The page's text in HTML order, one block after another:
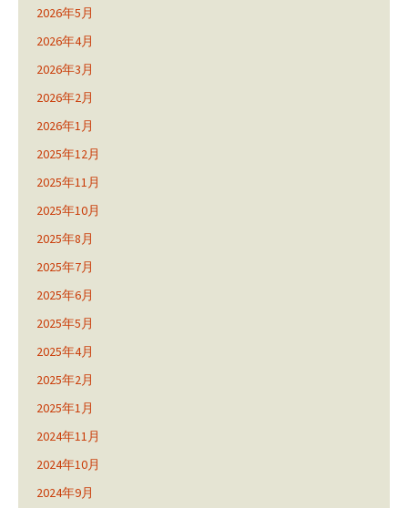
2026年5月
2026年4月
2026年3月
2026年2月
2026年1月
2025年12月
2025年11月
2025年10月
2025年8月
2025年7月
2025年6月
2025年5月
2025年4月
2025年2月
2025年1月
2024年11月
2024年10月
2024年9月